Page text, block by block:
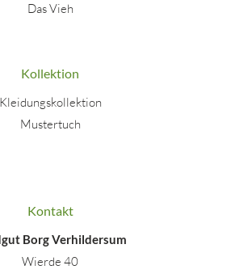
Das Vieh
Kollektion
Kleidungskollektion
Mustertuch
Kontakt
Borg Verhildersum
Wierde 40